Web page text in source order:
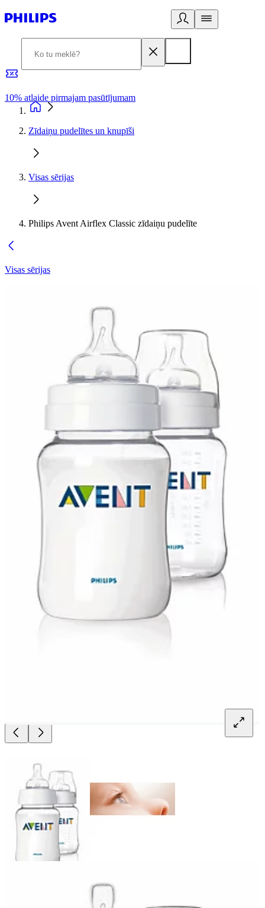
10% atlaide pirmajam pasūtījumam
Zīdaiņu pudelītes un knupīši
Visas sērijas
Philips Avent Airflex Classic zīdaiņu pudelīte
Visas sērijas